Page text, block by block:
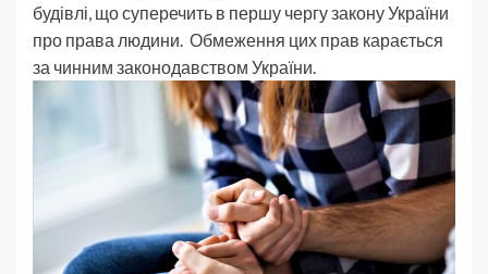
будівлі, що суперечить в першу чергу закону України
про права людини. Обмеження цих прав карається
за чинним законодавством України.